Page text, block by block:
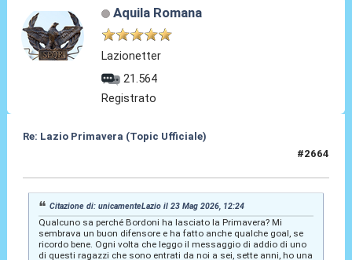
Aquila Romana
Lazionetter
21.564
Registrato
Re: Lazio Primavera (Topic Ufficiale)
#2664
Citazione di: unicamenteLazio il 23 Mag 2026, 12:24
Qualcuno sa perché Bordoni ha lasciato la Primavera? Mi
sembrava un buon difensore e ha fatto anche qualche goal, se
ricordo bene. Ogni volta che leggo il messaggio di addio di uno
di questi ragazzi che sono entrati da noi a sei, sette anni, ho una